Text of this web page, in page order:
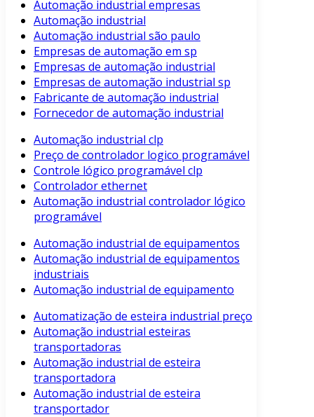
Automação industrial empresas
Automação industrial
Automação industrial são paulo
Empresas de automação em sp
Empresas de automação industrial
Empresas de automação industrial sp
Fabricante de automação industrial
Fornecedor de automação industrial
Automação industrial clp
Preço de controlador logico programável
Controle lógico programável clp
Controlador ethernet
Automação industrial controlador lógico
programável
Automação industrial de equipamentos
Automação industrial de equipamentos
industriais
Automação industrial de equipamento
Automatização de esteira industrial preço
Automação industrial esteiras
transportadoras
Automação industrial de esteira
transportadora
Automação industrial de esteira
transportador